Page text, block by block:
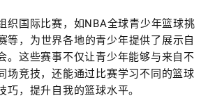
织国际比赛，如NBA全球青少年篮球挑
等，为世界各地的青少年提供了展示自
。这些赛事不仅让青少年能够与来自不
场竞技，还能通过比赛学习不同的篮球
巧，提升自我的篮球水平。